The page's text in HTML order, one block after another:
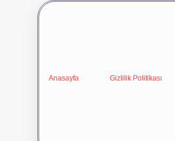
Anasayfa Gizlilik Politikası